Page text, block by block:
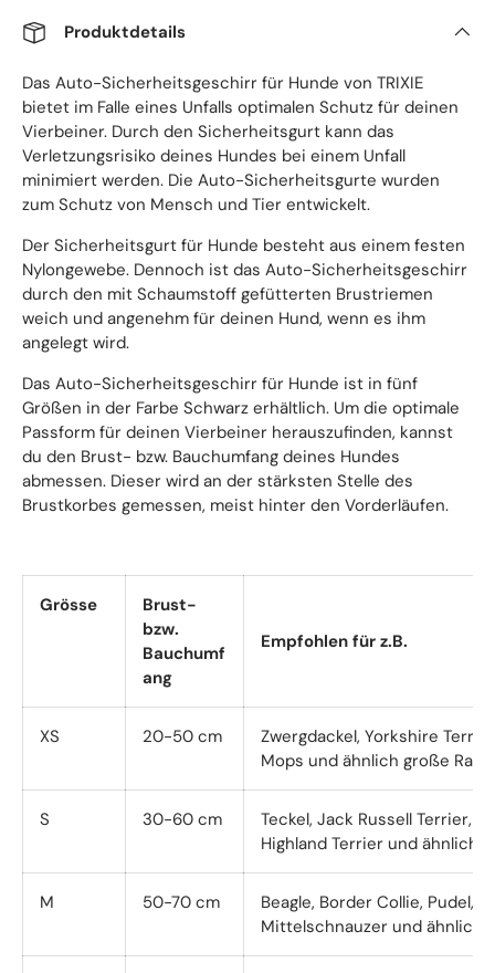
Produktdetails
Das Auto-Sicherheitsgeschirr für Hunde von TRIXIE
bietet im Falle eines Unfalls optimalen Schutz für deinen
Vierbeiner. Durch den Sicherheitsgurt kann das
Verletzungsrisiko deines Hundes bei einem Unfall
minimiert werden. Die Auto-Sicherheitsgurte wurden
zum Schutz von Mensch und Tier entwickelt.
Der Sicherheitsgurt für Hunde besteht aus einem festen
Nylongewebe. Dennoch ist das Auto-Sicherheitsgeschirr
durch den mit Schaumstoff gefütterten Brustriemen
weich und angenehm für deinen Hund, wenn es ihm
angelegt wird.
Das Auto-Sicherheitsgeschirr für Hunde ist in fünf
Größen in der Farbe Schwarz erhältlich. Um die optimale
Passform für deinen Vierbeiner herauszufinden, kannst
du den Brust- bzw. Bauchumfang deines Hundes
abmessen. Dieser wird an der stärksten Stelle des
Brustkorbes gemessen, meist hinter den Vorderläufen.
Grösse
Brust-
bzw.
Bauchumf
ang
Empfohlen für z.B.
XS 20-50 cm
Zwergdackel, Yorkshire
Mops und ähnlich große
S 30-60 cm
Teckel, Jack Russell Terrier,
Highland Terrier und ähnlich
M 50-70 cm
Beagle, Border Collie, Pudel,
Mittelschnauzer und ähnlich